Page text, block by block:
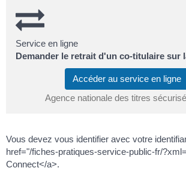
Service en ligne
Demander le retrait d'un co-titulaire sur
Accéder au service en ligne
Agence nationale des titres
Vous devez vous identifier avec votre
href="/fiches-pratiques-service-public-fr/
Connect</a>.